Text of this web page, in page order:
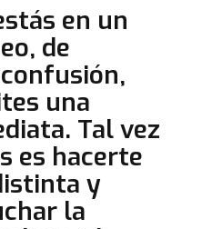
en un
de
una
Tal vez
es hacerte
y
la